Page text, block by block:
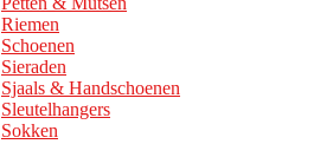
Riemen
Schoenen
Sieraden
Sjaals & Handschoenen
Sleutelhangers
Sokken